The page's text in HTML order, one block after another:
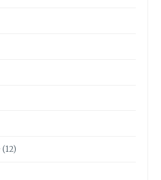
(12)